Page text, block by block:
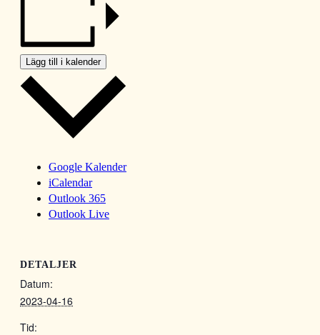
Lägg till i kalender
Google Kalender
iCalendar
Outlook 365
Outlook Live
DETALJER
Datum:
2023-04-16
Tid: